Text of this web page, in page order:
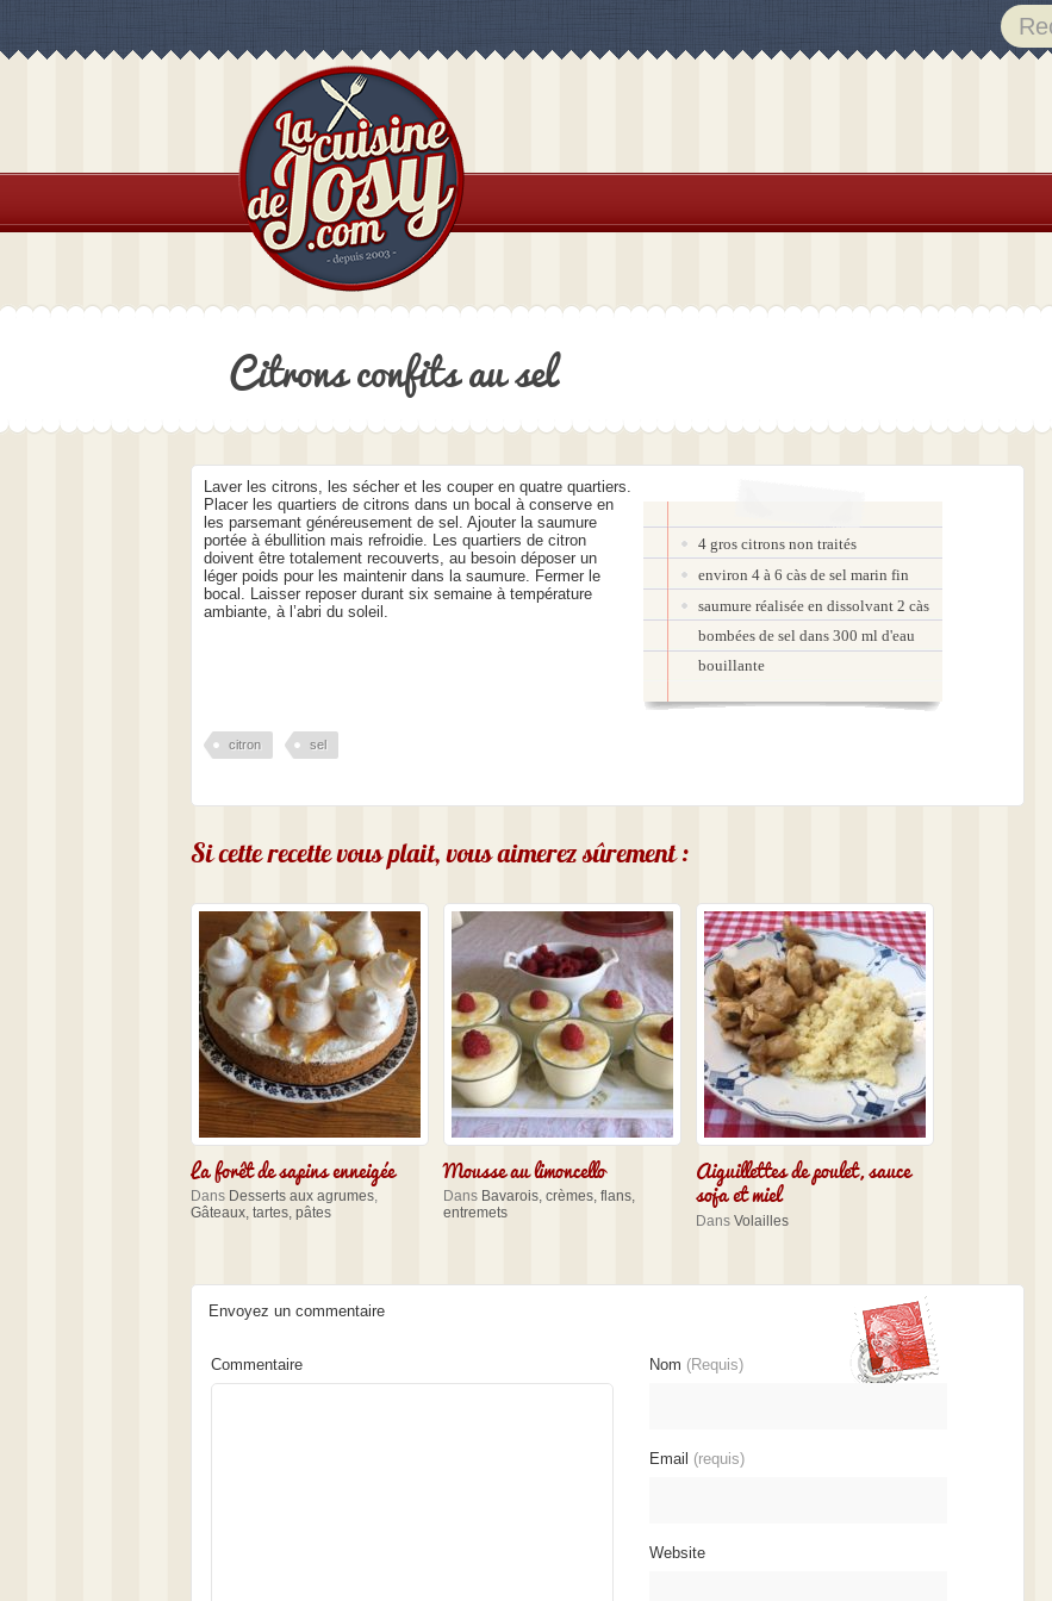
Citrons confits au sel
4 gros citrons non traités
environ 4 à 6 càs de sel marin fin
saumure réalisée en dissolvant 2 càs
bombées de sel dans 300 ml d'eau
bouillante
Laver les citrons, les sécher et les couper en quatre quartiers.
Placer les quartiers de citrons dans un bocal à conserve en
les parsemant généreusement de sel. Ajouter la saumure
portée à ébullition mais refroidie. Les quartiers de citron
doivent être totalement recouverts, au besoin déposer un
léger poids pour les maintenir dans la saumure. Fermer le
bocal. Laisser reposer durant six semaine à température
ambiante, à l’abri du soleil.
citron sel
Si cette recette vous plait, vous aimerez sûrement :
La forêt de sapins enneigée
Dans Desserts aux agrumes,
Gâteaux, tartes, pâtes
Mousse au limoncello
Dans Bavarois, crèmes, flans,
entremets
Aiguillettes de poulet, sauce
soja et miel
Dans Volailles
Envoyez un commentaire
Nom (Requis)
Email (requis)
Website
Commentaire